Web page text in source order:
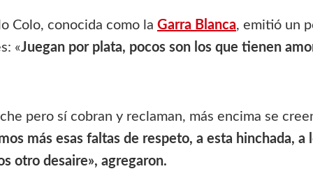
Colo, conocida como la Garra Blanca, emitió un
«Juegan por plata, pocos son los que tienen
pero sí cobran y reclaman, más encima se
más esas faltas de respeto, a esta hinchada,
otro desaire», agregaron.